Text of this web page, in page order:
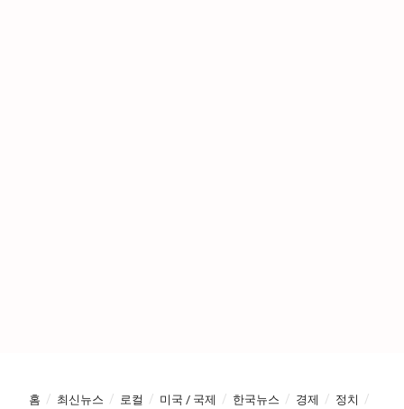
홈 최신뉴스 로컬 미국 / 국제 한국뉴스 경제 정치